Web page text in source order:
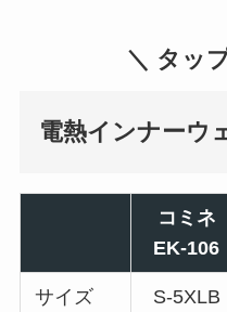
＼ タッ
電熱インナーウ
コミネ
EK-106
サイズ
S-5XLB